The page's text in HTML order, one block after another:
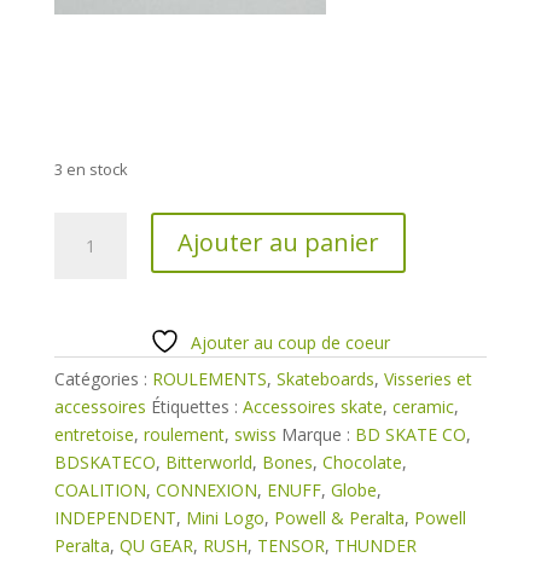
3 en stock
ABEC5
Ajouter au panier
Ajouter au coup de coeur
Catégories : ROULEMENTS, Skateboards, Visseries et
accessoires Étiquettes : Accessoires skate, ceramic,
entretoise, roulement, swiss Marque : BD SKATE CO,
BDSKATECO, Bitterworld, Bones, Chocolate,
COALITION, CONNEXION, ENUFF, Globe,
INDEPENDENT, Mini Logo, Powell & Peralta, Powell
Peralta, QU GEAR, RUSH, TENSOR, THUNDER